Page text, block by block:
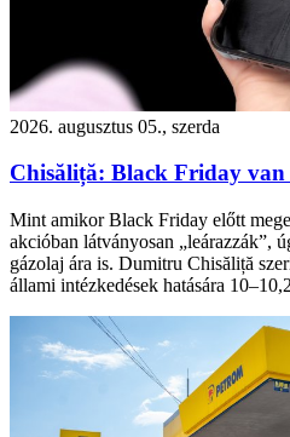
2026. augusztus 05., szerda
Chisăliță: Black Friday
Mint amikor Black Friday előtt
akcióban látványosan „leárazzák”,
gázolaj ára is. Dumitru Chisăliță
állami intézkedések hatására